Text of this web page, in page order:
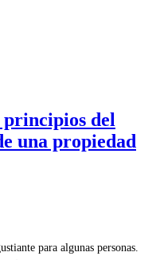
principios del
una propiedad
para algunas personas.